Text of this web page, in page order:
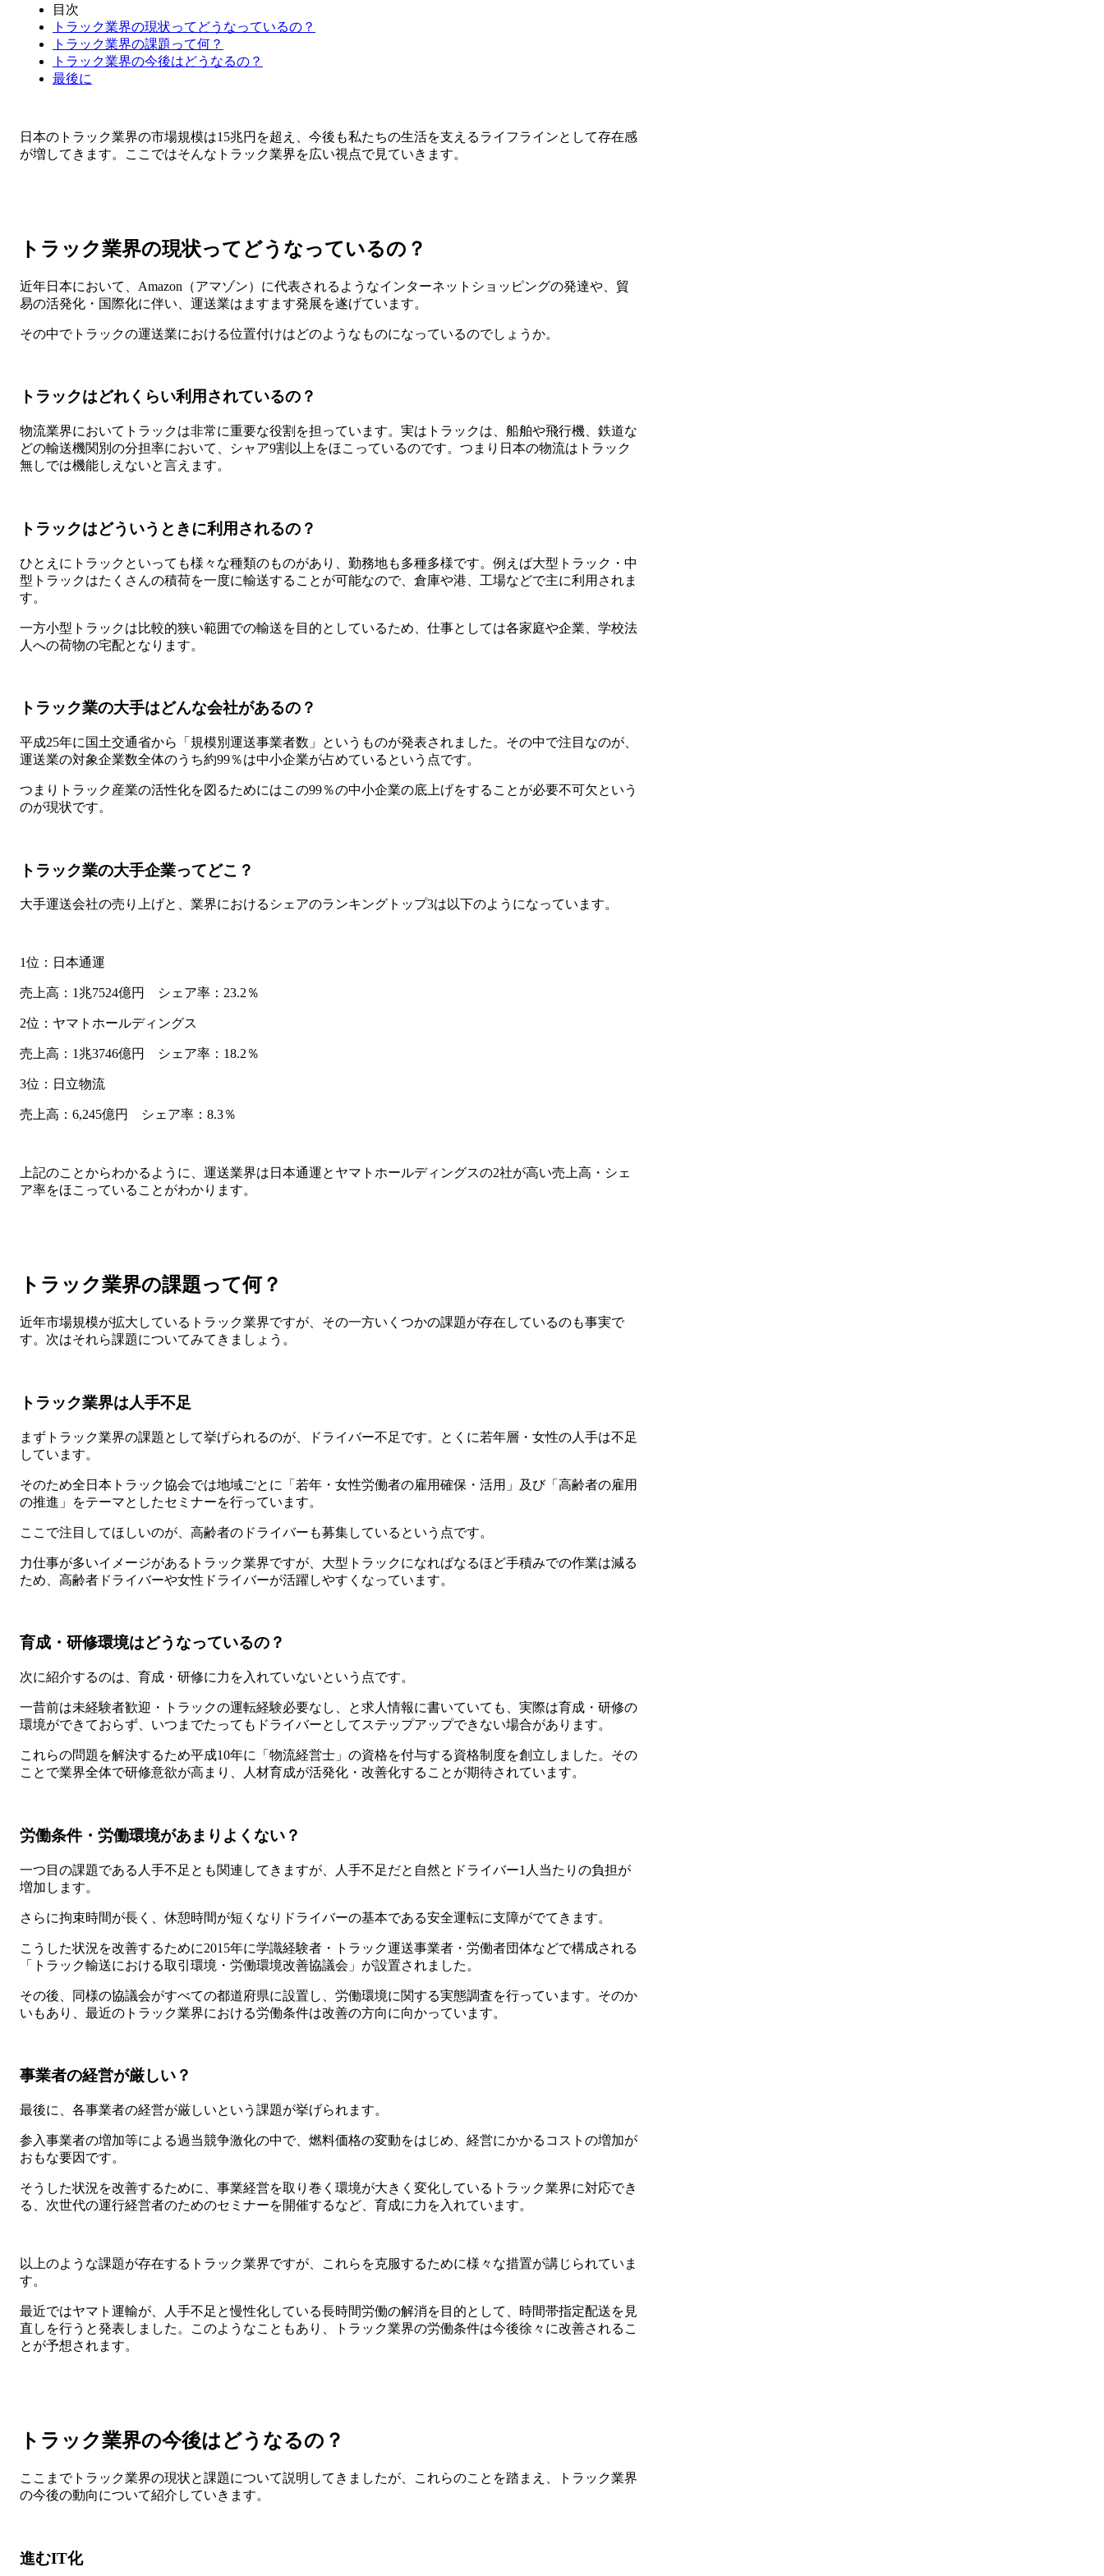
目次
トラック業界の現状ってどうなっているの？
トラック業界の課題って何？
トラック業界の今後はどうなるの？
最後に
日本のトラック業界の市場規模は15兆円を超え、今後も私たちの生活を支えるライフラインとして存在感
が増してきます。ここではそんなトラック業界を広い視点で見ていきます。
トラック業界の現状ってどうなっているの？
近年日本において、Amazon（アマゾン）に代表されるようなインターネットショッピングの発達や、貿
易の活発化・国際化に伴い、運送業はますます発展を遂げています。
その中でトラックの運送業における位置付けはどのようなものになっているのでしょうか。
トラックはどれくらい利用されているの？
物流業界においてトラックは非常に重要な役割を担っています。実はトラックは、船舶や飛行機、鉄道な
どの輸送機関別の分担率において、シャア9割以上をほこっているのです。つまり日本の物流はトラック
無しでは機能しえないと言えます。
トラックはどういうときに利用されるの？
ひとえにトラックといっても様々な種類のものがあり、勤務地も多種多様です。例えば大型トラック・中
型トラックはたくさんの積荷を一度に輸送することが可能なので、倉庫や港、工場などで主に利用されま
す。
一方小型トラックは比較的狭い範囲での輸送を目的としているため、仕事としては各家庭や企業、学校法
人への荷物の宅配となります。
トラック業の大手はどんな会社があるの？
平成25年に国土交通省から「規模別運送事業者数」というものが発表されました。その中で注目なのが、
運送業の対象企業数全体のうち約99％は中小企業が占めているという点です。
つまりトラック産業の活性化を図るためにはこの99％の中小企業の底上げをすることが必要不可欠という
のが現状です。
トラック業の大手企業ってどこ？
大手運送会社の売り上げと、業界におけるシェアのランキングトップ3は以下のようになっています。
1位：日本通運
売上高：1兆7524億円 シェア率：23.2％
2位：ヤマトホールディングス
売上高：1兆3746億円 シェア率：18.2％
3位：日立物流
売上高：6,245億円 シェア率：8.3％
上記のことからわかるように、運送業界は日本通運とヤマトホールディングスの2社が高い売上高・シェ
ア率をほこっていることがわかります。
トラック業界の課題って何？
近年市場規模が拡大しているトラック業界ですが、その一方いくつかの課題が存在しているのも事実で
す。次はそれら課題についてみてきましょう。
トラック業界は人手不足
まずトラック業界の課題として挙げられるのが、ドライバー不足です。とくに若年層・女性の人手は不足
しています。
そのため全日本トラック協会では地域ごとに「若年・女性労働者の雇用確保・活用」及び「高齢者の雇用
の推進」をテーマとしたセミナーを行っています。
ここで注目してほしいのが、高齢者のドライバーも募集しているという点です。
力仕事が多いイメージがあるトラック業界ですが、大型トラックになればなるほど手積みでの作業は減る
ため、高齢者ドライバーや女性ドライバーが活躍しやすくなっています。
育成・研修環境はどうなっているの？
次に紹介するのは、育成・研修に力を入れていないという点です。
一昔前は未経験者歓迎・トラックの運転経験必要なし、と求人情報に書いていても、実際は育成・研修の
環境ができておらず、いつまでたってもドライバーとしてステップアップできない場合があります。
これらの問題を解決するため平成10年に「物流経営士」の資格を付与する資格制度を創立しました。その
ことで業界全体で研修意欲が高まり、人材育成が活発化・改善化することが期待されています。
労働条件・労働環境があまりよくない？
一つ目の課題である人手不足とも関連してきますが、人手不足だと自然とドライバー1人当たりの負担が
増加します。
さらに拘束時間が長く、休憩時間が短くなりドライバーの基本である安全運転に支障がでてきます。
こうした状況を改善するために2015年に学識経験者・トラック運送事業者・労働者団体などで構成される
「トラック輸送における取引環境・労働環境改善協議会」が設置されました。
その後、同様の協議会がすべての都道府県に設置し、労働環境に関する実態調査を行っています。そのか
いもあり、最近のトラック業界における労働条件は改善の方向に向かっています。
事業者の経営が厳しい？
最後に、各事業者の経営が厳しいという課題が挙げられます。
参入事業者の増加等による過当競争激化の中で、燃料価格の変動をはじめ、経営にかかるコストの増加が
おもな要因です。
そうした状況を改善するために、事業経営を取り巻く環境が大きく変化しているトラック業界に対応でき
る、次世代の運行経営者のためのセミナーを開催するなど、育成に力を入れています。
以上のような課題が存在するトラック業界ですが、これらを克服するために様々な措置が講じられていま
す。
最近ではヤマト運輸が、人手不足と慢性化している長時間労働の解消を目的として、時間帯指定配送を見
直しを行うと発表しました。このようなこともあり、トラック業界の労働条件は今後徐々に改善されるこ
とが予想されます。
トラック業界の今後はどうなるの？
ここまでトラック業界の現状と課題について説明してきましたが、これらのことを踏まえ、トラック業界
の今後の動向について紹介していきます。
進むIT化